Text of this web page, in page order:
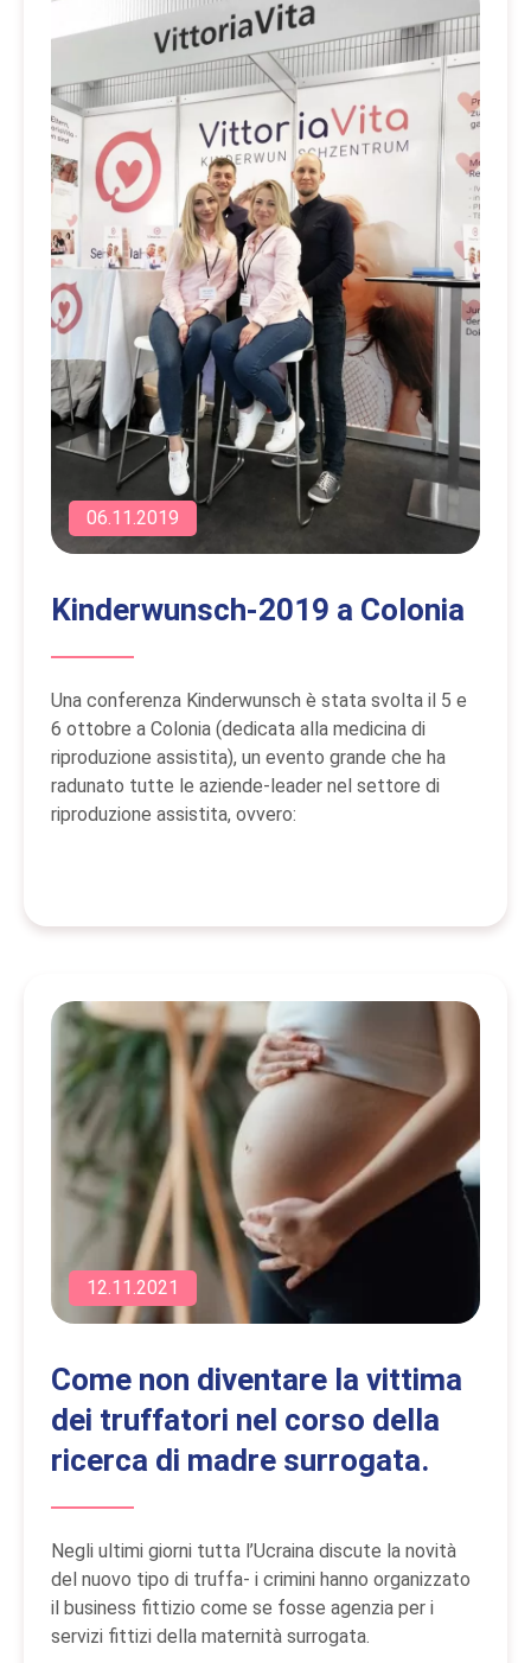
06.11.2019
Kinderwunsch-2019 a Colonia
Una conferenza Kinderwunsch è stata svolta il 5 e
6 ottobre a Colonia (dedicata alla medicina di
riproduzione assistita), un evento grande che ha
radunato tutte le aziende-leader nel settore di
riproduzione assistita, ovvero:
12.11.2021
Come non diventare la vittima
dei truffatori nel corso della
ricerca di madre surrogata.
Negli ultimi giorni tutta l’Ucraina discute la novità
del nuovo tipo di truffa- i crimini hanno organizzato
il business fittizio come se fosse agenzia per i
servizi fittizi della maternità surrogata.